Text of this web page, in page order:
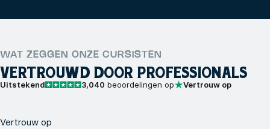
WAT ZEGGEN ONZE CURSISTEN
VERTROUWD DOOR PROFESSIONALS
Uitstekend 3,040 beoordelingen op Vertrouw op
Vertrouw op